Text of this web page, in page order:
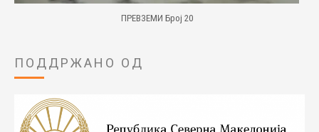
ПРЕВЗЕМИ Број 20
ПОДДРЖАНО ОД